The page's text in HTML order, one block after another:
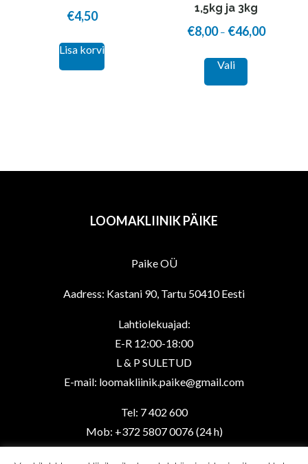
€4,50
Lisa korvi
1,5kg ja 3kg
€8,00 – €46,00Price
Vali
options
LOOMAKLIINIK PÄIKE
Paike OÜ
Aadress: Kastani 90, Tartu 50410 Eesti
Lahtiolekuajad:
E-R 12:00-18:00
L & P SULETUD
E-mail: loomakliinik.paike@gmail.com
Tel: 7 402 600
Mob: +372 5807 0076 (24 h)